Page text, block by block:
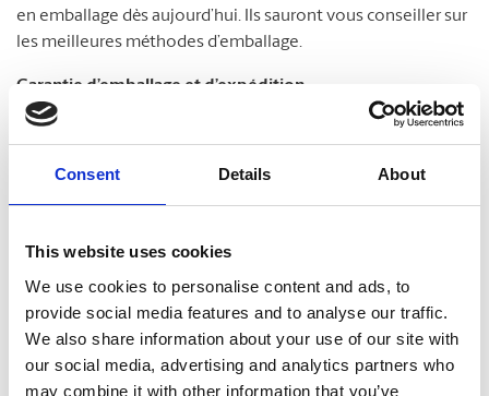
Consent Details About
This website uses cookies
We use cookies to personalise content and ads, to
provide social media features and to analyse our traffic.
We also share information about your use of our site with
our social media, advertising and analytics partners who
may combine it with other information that you’ve
en emballage dès aujourd’hui. Ils sauront vous conseiller sur
les meilleures méthodes d’emballage.
Garantie d’emballage et d’expédition
Nous savons combien vos envois sont importants. À The
Nos experts certifiés en emballage sont passés maîtres dans
la protection de vos colis. C’est pourquoi nous répondons
notre Garantie d’emballage et d’expédition. Passez nous voir
pour en savoir plus !